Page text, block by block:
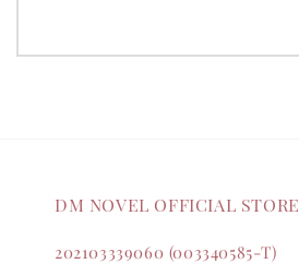
DM NOVEL OFFICIAL STORE
202103339060 (003340585-T)